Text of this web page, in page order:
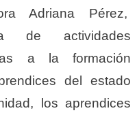
Adriana Pérez,
de actividades
a la formación
del estado
los aprendices